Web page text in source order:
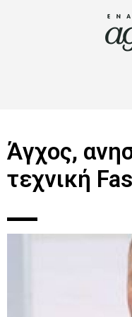
Άγχος,
τεχνική